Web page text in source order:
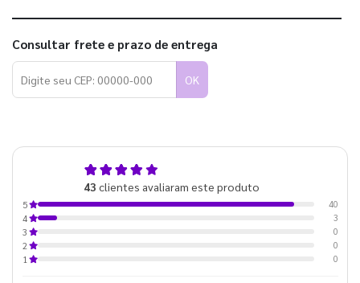
Consultar frete e prazo de entrega
OK
43 clientes avaliaram este produto
5
40
4
3
3
0
2
0
1
0